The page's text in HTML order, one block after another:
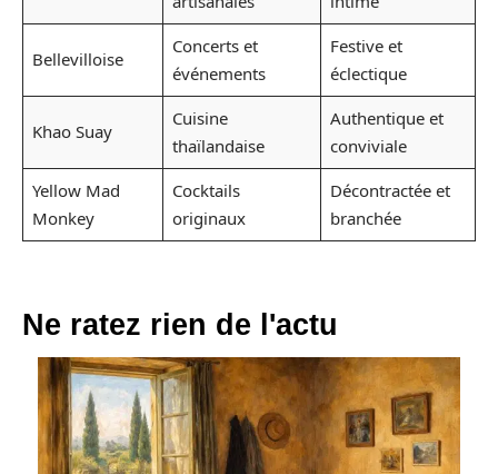
Bellevilloise
Concerts et
événements
Festive et
éclectique
Khao Suay
Cuisine
thaïlandaise
Authentique et
conviviale
Yellow Mad
Monkey
Cocktails
originaux
Décontractée et
branchée
Ne ratez rien de l'actu